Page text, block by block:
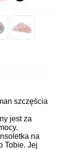
szczęścia
jest za
na
Tobie. Jej